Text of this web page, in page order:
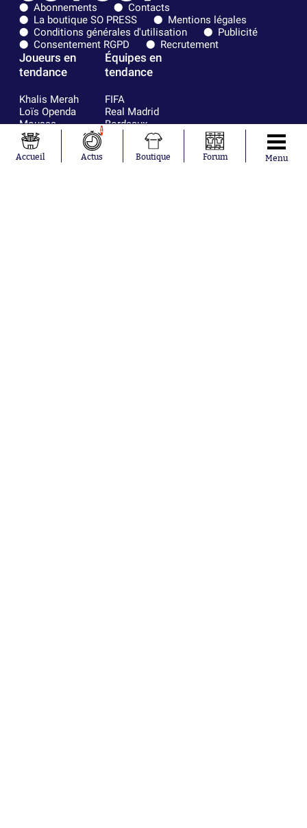
Abonnements
Contacts
La boutique SO PRESS
Mentions légales
Conditions générales d'utilisation
Publicité
Consentement RGPD
Recrutement
Joueurs en
tendance
Khalis Merah
Loïs Openda
Moussa
Niakhaté
Nicolás
Tagliafico
Équipes en
tendance
FIFA
Real Madrid
Bordeaux
Paris Saint-
Accueil
1
Actus Boutique Forum Menu